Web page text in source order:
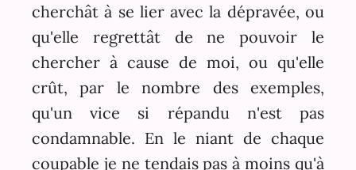
cherchât à se lier avec la dépravée, ou
qu'elle regrettât de ne pouvoir le
chercher à cause de moi, ou qu'elle
crût, par le nombre des exemples,
qu'un vice si répandu n'est pas
condamnable. En le niant de chaque
coupable je ne tendais pas à moins qu'à